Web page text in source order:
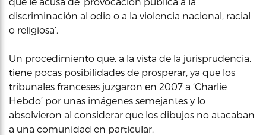
discriminación al odio o a la violencia nacional, racial
o religiosa’.
Un procedimiento que, a la vista de la jurisprudencia,
tiene pocas posibilidades de prosperar, ya que los
tribunales franceses juzgaron en 2007 a ‘Charlie
Hebdo’ por unas imágenes semejantes y lo
absolvieron al considerar que los dibujos no atacaban
a una comunidad en particular.